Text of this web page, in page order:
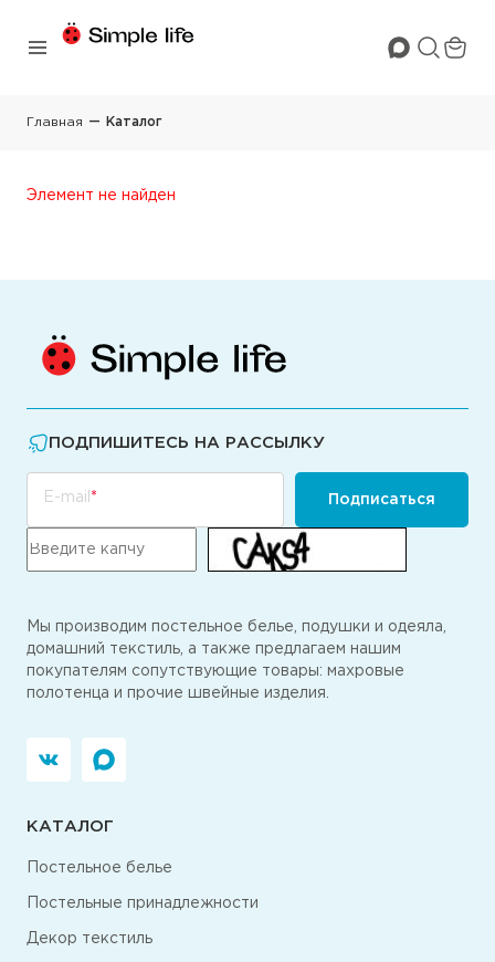
Главная Каталог
Элемент не найден
ПОДПИШИТЕСЬ НА РАССЫЛКУ
E-mail Подписаться
Мы производим постельное белье, подушки и одеяла,
домашний текстиль, а также предлагаем нашим
покупателям сопутствующие товары: махровые
полотенца и прочие швейные изделия.
КАТАЛОГ
Постельное белье
Постельные принадлежности
Декор текстиль